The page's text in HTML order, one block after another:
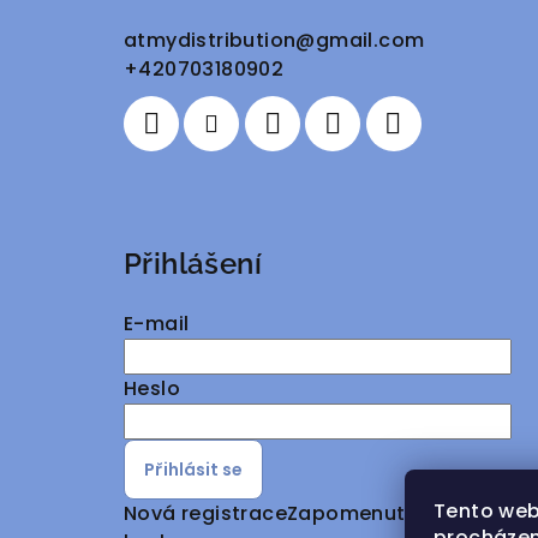
Tento
atmydistribution@gmail.com
+420703180902
Přihlášení
E-mail
Heslo
Přihlásit se
Nová registraceZapomenuté